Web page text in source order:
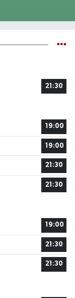
21:30
19:00
19:00
21:30
21:30
19:00
21:30
21:30